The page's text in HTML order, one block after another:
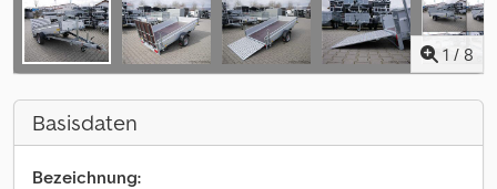
1 / 8
Basisdaten
Bezeichnung: